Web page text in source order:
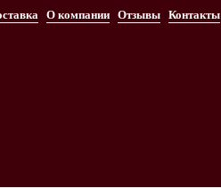
О компании Отзывы Контакты